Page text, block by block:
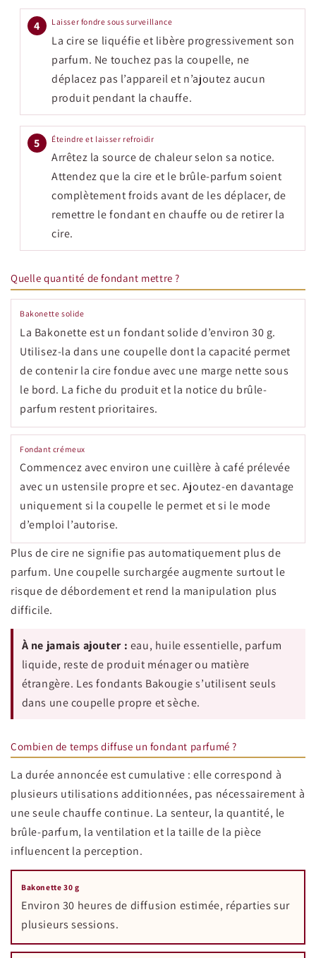
4 Laisser fondre sous surveillance
La cire se liquéfie et libère progressivement son
parfum. Ne touchez pas la coupelle, ne
déplacez pas l’appareil et n’ajoutez aucun
produit pendant la chauffe.
5 Éteindre et laisser refroidir
Arrêtez la source de chaleur selon sa notice.
Attendez que la cire et le brûle-parfum soient
complètement froids avant de les déplacer, de
remettre le fondant en chauffe ou de retirer la
cire.
Quelle quantité de fondant mettre ?
Bakonette solide
La Bakonette est un fondant solide d’environ 30 g.
Utilisez-la dans une coupelle dont la capacité permet
de contenir la cire fondue avec une marge nette sous
le bord. La fiche du produit et la notice du brûle-
parfum restent prioritaires.
Fondant crémeux
Commencez avec environ une cuillère à café prélevée
avec un ustensile propre et sec. Ajoutez-en davantage
uniquement si la coupelle le permet et si le mode
d’emploi l’autorise.
Plus de cire ne signifie pas automatiquement plus de
parfum. Une coupelle surchargée augmente surtout le
risque de débordement et rend la manipulation plus
difficile.
À ne jamais ajouter : eau, huile essentielle, parfum
liquide, reste de produit ménager ou matière
étrangère. Les fondants Bakougie s’utilisent seuls
dans une coupelle propre et sèche.
Combien de temps diffuse un fondant parfumé ?
La durée annoncée est cumulative : elle correspond à
plusieurs utilisations additionnées, pas nécessairement à
une seule chauffe continue. La senteur, la quantité, le
brûle-parfum, la ventilation et la taille de la pièce
influencent la perception.
Bakonette 30 g
Environ 30 heures de diffusion estimée, réparties sur
plusieurs sessions.